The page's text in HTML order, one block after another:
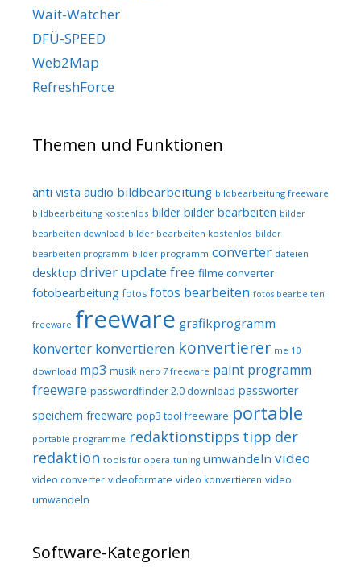
Wait-Watcher
DFÜ-SPEED
Web2Map
RefreshForce
Themen und Funktionen
anti vista audio bildbearbeitung bildbearbeitung freeware
bildbearbeitung kostenlos bilder bilder bearbeiten bilder
bearbeiten download bilder bearbeiten kostenlos bilder
bearbeiten programm bilder programm converter dateien
desktop driver update free filme converter
fotobearbeitung fotos fotos bearbeiten fotos bearbeiten
freeware freeware grafikprogramm
konverter konvertieren konvertierer me 10
download mp3 musik nero 7 freeware paint programm
freeware passwordfinder 2.0 download passwörter
speichern freeware pop3 tool freeware portable
portable programme redaktionstipps tipp der
redaktion tools für opera tuning umwandeln video
video converter videoformate video konvertieren video
umwandeln
Software-Kategorien